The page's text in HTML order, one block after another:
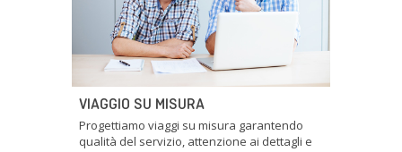
VIAGGIO SU MISURA
Progettiamo viaggi su misura garantendo
qualità del servizio, attenzione ai dettagli e